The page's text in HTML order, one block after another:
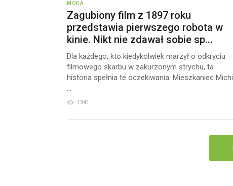
MODA
Zagubiony film z 1897 roku
przedstawia pierwszego robota w
kinie. Nikt nie zdawał sobie sp...
Dla każdego, kto kiedykolwiek marzył o odkryciu
filmowego skarbu w zakurzonym strychu, ta
historia spełnia te oczekiwania. Mieszkaniec Michi
...
1941